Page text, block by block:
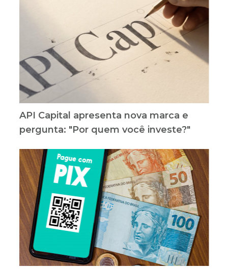
API Capital apresenta nova marca e
pergunta: "Por quem você investe?"